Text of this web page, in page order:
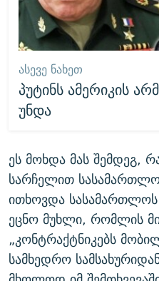
ᲐᲡᲔᲕᲔ ᲜᲐᲮᲔᲗ
პუტინს ამერიკის
უნდა
ეს მოხდა მას შემდეგ,
სარჩელით
ითხოვდა
ეცნო მუხლი, რომლის
„კონტრაქტნიკებს
სამხედრო